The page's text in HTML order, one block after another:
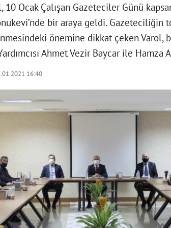
10 Ocak Çalışan Gazeteciler Günü
bir araya geldi.
önemine dikkat çeken Varol,
Ahmet Vezir Baycar ile Hamza
16:40